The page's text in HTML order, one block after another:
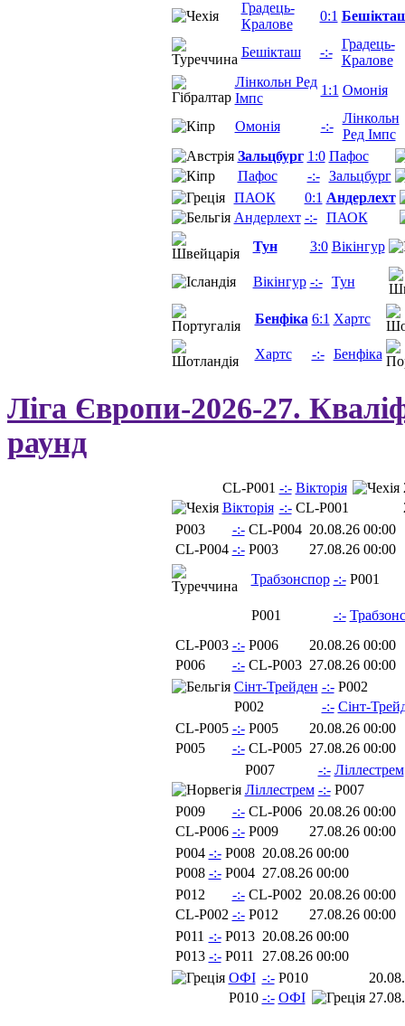
Градець-
Кралове
0:1
Бешікташ -:-
Градець-
Кралове
Лінкольн Ред
Імпс
1:1 Омонія
Омонія -:-
Лінкольн
Ред Імпс
Зальцбург 1:0 Пафос
Пафос
-:-
Зальцбург
ПАОК
0:1 Андерлехт
Андерлехт -:-
ПАОК
Тун
3:0 Вікінгур
Вікінгур -:- Тун
Бенфіка 6:1 Хартс
Хартс -:- Бенфіка
Ліга Європи-2026-27.
раунд
CL-P001 -:- Вікторія
Вікторія -:- CL-P001
P003
-:- CL-P004 20.08.26 00:00
CL-P004 -:- P003
27.08.26 00:00
Трабзонспор -:- P001
P001 -:-
CL-P003 -:- P006
20.08.26 00:00
P006
-:- CL-P003 27.08.26 00:00
Сінт-Трейден -:- P002
P002
-:- Сінт-
CL-P005 -:- P005
20.08.26 00:00
P005
-:- CL-P005 27.08.26 00:00
P007
-:- Ліллестрем
Ліллестрем -:- P007
P009
-:- CL-P006 20.08.26 00:00
CL-P006 -:- P009
27.08.26 00:00
P004 -:- P008 20.08.26 00:00
P008 -:- P004 27.08.26 00:00
P012
-:- CL-P002 20.08.26 00:00
CL-P002 -:- P012
27.08.26 00:00
P011 -:- P013 20.08.26 00:00
P013 -:- P011 27.08.26 00:00
ОФІ -:- P010
P010 -:- ОФІ